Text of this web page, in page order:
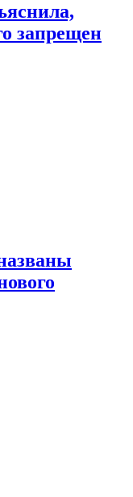
запрещен